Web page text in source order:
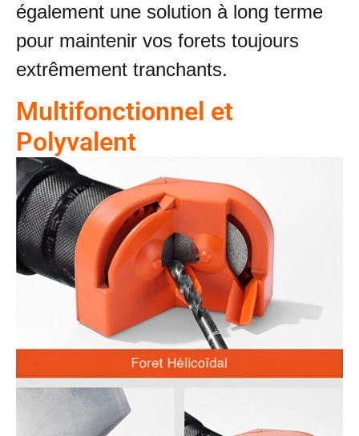
également une solution à long terme
pour maintenir vos forets toujours
extrêmement tranchants.
Multifonctionnel et
Polyvalent